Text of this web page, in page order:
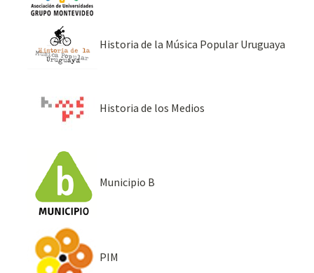
Historia de la Música Popular Uruguaya
Historia de los Medios
Municipio B
PIM